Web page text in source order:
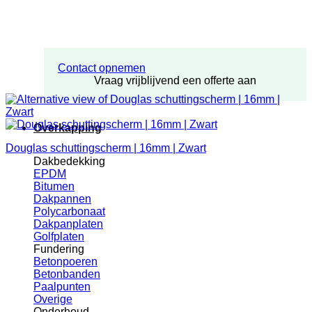
Contact opnemen
Vraag vrijblijvend een offerte aan
Overkapping
Dakbedekking
EPDM
Bitumen
Dakpannen
Polycarbonaat
Dakpanplaten
Golfplaten
Fundering
Betonpoeren
Betonbanden
Paalpunten
Overige
Douglas schuttingscherm | 16mm | Zwart